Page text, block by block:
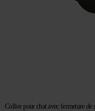
Collier pour chat avec fermeture de